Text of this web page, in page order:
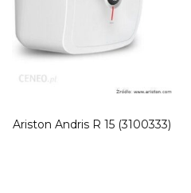
Ariston Andris R 15 (3100333)